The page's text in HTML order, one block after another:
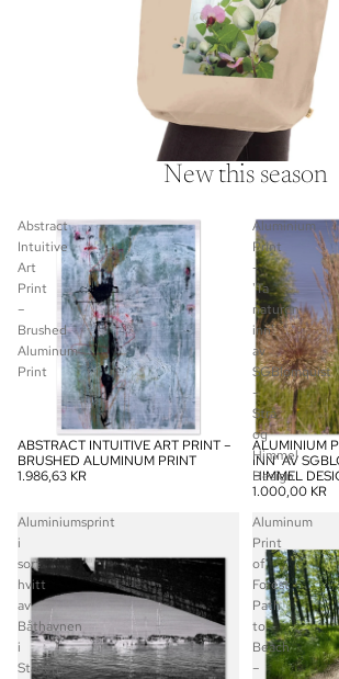
New this season
Abstract
Intuitive
Art
Print
–
Brushed
Aluminum
Print
ABSTRACT INTUITIVE ART PRINT –
BRUSHED ALUMINUM PRINT
1.986,63 KR
Aluminium
Print
-
'Ta
naturen
inn'
av
SGBlomquist
-
Strå
og
Himmel
Design
ALUMINIUM
INN' AV
HIMMEL
1.000,00 KR
Aluminiumsprint
i
sort
hvitt
av
Båthavnen
i
Stavern
Aluminum
Print
of
Forest
Path
to
Beach
–